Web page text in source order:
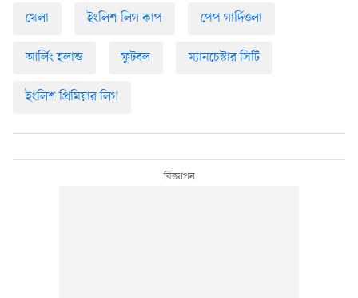
খেলা ইংলিশ লিগ কাপ পেপ গার্দিওলা
আর্লিং হলান্ড ফুটবল ম্যানচেস্টার সিটি
ইংলিশ প্রিমিয়ার লিগ